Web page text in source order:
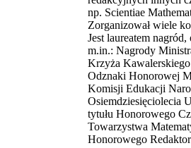
np. Scientiae
Zorganizował wiele
Jest laureatem
m.in.: Nagrody
Krzyża
Odznaki Honorowej
Komisji Edukacji
Osiemdziesięciolecia
tytułu Honorowego
Towarzystwa
Honorowego